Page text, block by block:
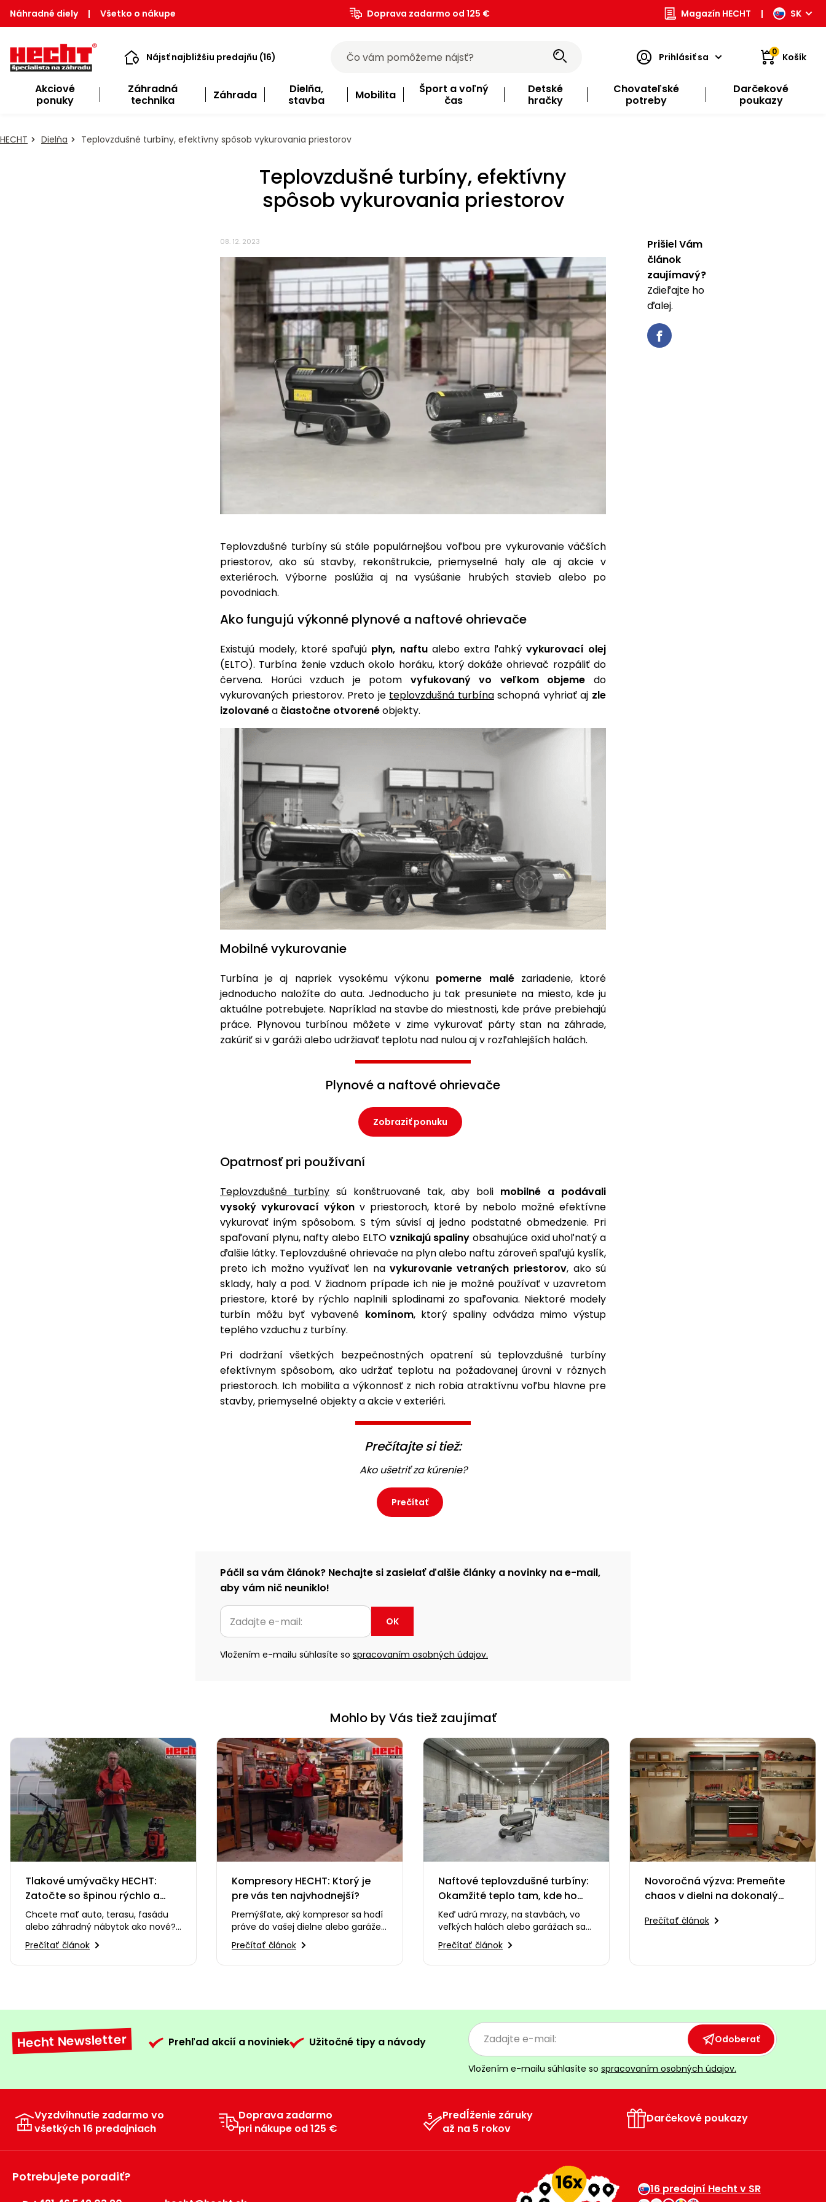
Náhradné diely | Všetko o nákupe Doprava zadarmo od 125 € Magazín HECHT | SK
Nájsť najbližšiu predajňu (16) Prihlásiť sa 0 Košík
Akciové
ponuky
Záhradná
technika
Záhrada
Dielňa,
stavba
Mobilita
Šport a voľný
čas
Detské
hračky
Chovateľské
potreby
Darčekové
poukazy
HECHT Dielňa Teplovzdušné turbíny, efektívny spôsob vykurovania priestorov
Teplovzdušné turbíny, efektívny
spôsob vykurovania priestorov
08. 12. 2023
Teplovzdušné turbíny sú stále populárnejšou voľbou pre vykurovanie väčších
priestorov, ako sú stavby, rekonštrukcie, priemyselné haly ale aj akcie v
exteriéroch. Výborne poslúžia aj na vysúšanie hrubých stavieb alebo po
povodniach.
Ako fungujú výkonné plynové a naftové ohrievače
Existujú modely, ktoré spaľujú plyn, naftualebo extra ľahký vykurovací olej
(ELTO). Turbína ženie vzduch okolo horáku, ktorý dokáže ohrievač rozpáliť do
červena. Horúci vzduch je potom vyfukovaný vo veľkom objeme do
vykurovaných priestorov. Preto je teplovzdušná turbínaschopná vyhriať aj zle
izolovanéa čiastočne otvorenéobjekty.
Mobilné vykurovanie
Turbína je aj napriek vysokému výkonu pomerne malézariadenie, ktoré
jednoducho naložíte do auta. Jednoducho ju tak presuniete na miesto, kde ju
aktuálne potrebujete. Napríklad na stavbe do miestnosti, kde práve prebiehajú
práce. Plynovou turbínou môžete v zime vykurovať párty stan na záhrade,
zakúriť si v garáži alebo udržiavať teplotu nad nulou aj v rozľahlejších halách.
Plynové a naftové ohrievače
Zobraziť ponuku
Opatrnosť pri používaní
Teplovzdušné turbínysú konštruované tak, aby boli mobilné a podávali
vysoký vykurovací výkon v priestoroch, ktoré by nebolo možné efektívne
vykurovať iným spôsobom. S tým súvisí aj jedno podstatné obmedzenie. Pri
spaľovaní plynu, nafty alebo ELTO vznikajú spaliny obsahujúce oxid uhoľnatý a
ďalšie látky. Teplovzdušné ohrievače na plyn alebo naftu zároveň spaľujú kyslík,
preto ich možno využívať len na vykurovanie vetraných priestorov, ako sú
sklady, haly a pod. V žiadnom prípade ich nie je možné používať v uzavretom
priestore, ktoré by rýchlo naplnili splodinami zo spaľovania. Niektoré modely
turbín môžu byť vybavené komínom, ktorý spaliny odvádza mimo výstup
teplého vzduchu z turbíny.
Pri dodržaní všetkých bezpečnostných opatrení sú teplovzdušné turbíny
efektívnym spôsobom, ako udržať teplotu na požadovanej úrovni v rôznych
priestoroch. Ich mobilita a výkonnosť z nich robia atraktívnu voľbu hlavne pre
stavby, priemyselné objekty a akcie v exteriéri.
Prečítajte si tiež:
Ako ušetriť za kúrenie?
Prečítať
Páčil sa vám článok? Nechajte si zasielať ďalšie články a novinky na e-mail,
aby vám nič neuniklo!
OK
Vložením e-mailu súhlasíte so spracovaním osobných údajov.
Prišiel Vám
článok
zaujímavý?
Zdieľajte ho
ďalej.
Mohlo by Vás tiež zaujímať
Tlakové umývačky HECHT:
Zatočte so špinou rýchlo a
efektívne
Chcete mať auto, terasu, fasádu
alebo záhradný nábytok ako nové?
💦 V tomto videu vám predstavíme
tlakové umývačky …
Prečítať článok
Kompresory HECHT: Ktorý je
pre vás ten najvhodnejší?
Premýšľate, aký kompresor sa hodí
práve do vašej dielne alebo garáže?
🤔 V tomto videu vám predstavíme
sortiment…
Prečítať článok
Naftové teplovzdušné turbíny:
Okamžité teplo tam, kde ho
najviac potrebujete
Keď udrú mrazy, na stavbách, vo
veľkých halách alebo garážach sa
často hrá o čas. Čakať hodiny, kým
sa priestor vyhreje…
Prečítať článok
Novoročná výzva: Premeňte
chaos v dielni na dokonalý
Prečítať článok
Hecht Newsletter Prehľad akcií a noviniek Užitočné tipy a návody Odoberať
Vložením e-mailu súhlasíte so spracovaním osobných údajov.
Vyzdvihnutie zadarmo vo
všetkých 16 predajniach
Doprava zadarmo
pri nákupe od 125 €
Predĺženie záruky
až na 5 rokov
Darčekové poukazy
Potrebujete poradiť?
16 predajní Hecht v SR